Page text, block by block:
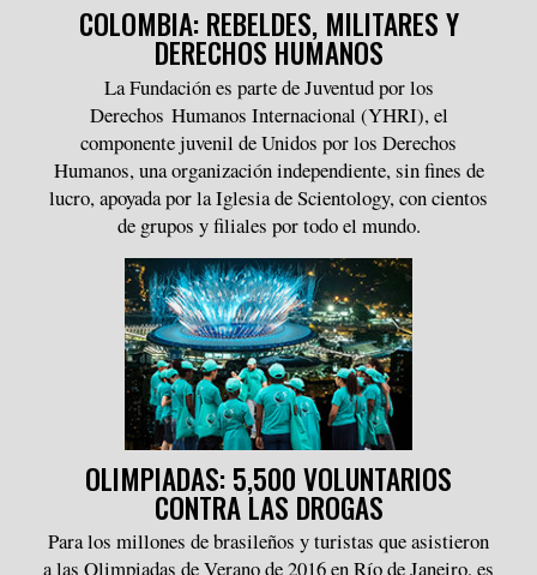
COLOMBIA: REBELDES, MILITARES Y
DERECHOS HUMANOS
La Fundación es parte de Juventud por los
Derechos Humanos Internacional (YHRI), el
componente juvenil de Unidos por los Derechos
Humanos, una organización independiente, sin fines de
lucro, apoyada por la Iglesia de Scientology, con cientos
de grupos y filiales por todo el mundo.
OLIMPIADAS: 5,500 VOLUNTARIOS
CONTRA LAS DROGAS
Para los millones de brasileños y turistas que asistieron
a las Olimpiadas de Verano de 2016 en Río de Janeiro, es